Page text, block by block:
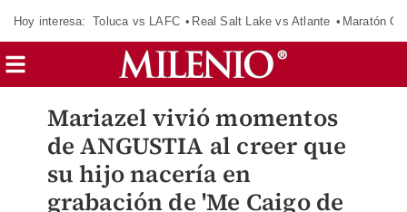
Hoy interesa: Toluca vs LAFC Real Salt Lake vs Atlante Maratón
Mariazel vivió momentos
de ANGUSTIA al creer que
su hijo nacería en
grabación de 'Me Caigo de